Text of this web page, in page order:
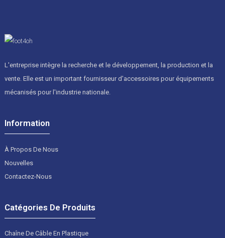
L'entreprise intègre la recherche et le développement, la production et la
vente. Elle est un important fournisseur d'accessoires pour équipements
mécanisés pour l'industrie nationale.
Information
À Propos De Nous
Nouvelles
Contactez-Nous
Catégories De Produits
Chaîne De Câble En Plastique